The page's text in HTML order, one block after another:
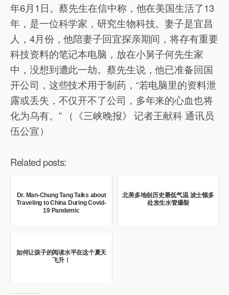
年6月1日。蔡先生在信中称，他在美国生活了13
年，是一位科学家，研究生物科技。妻子是宜昌
人，4月份，他陪妻子回宜探亲期间，将存有重要
科技资料的笔记本电脑，放在小舅子何先生家
中，没想到遭此一劫。蔡先生说，他已准备回国
开公司，这些技术用于制药，“若电脑里的资料泄
露或丢失，不仅开不了公司，多年来的心血也将
化为乌有。” （《三峡晚报》 记者王献科 通讯员
伍公宣）
Related posts:
Dr. Man-Chung Tang Talks about
Traveling to China During Covid-
19 Pandemic
北美多地创历史最低气温 波士顿多
处发生水管爆裂
如何让孩子的阅读水平在这个夏天
飞升！